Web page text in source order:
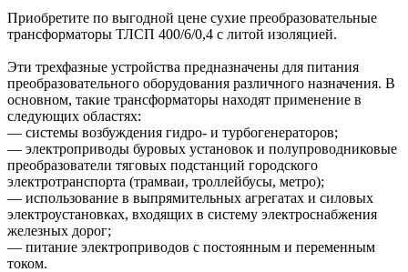
Приобретите по выгодной цене сухие преобразовательные
трансформаторы ТЛСП 400/6/0,4 с литой изоляцией.
Эти трехфазные устройства предназначены для питания
преобразовательного оборудования различного назначения. В
основном, такие трансформаторы находят применение в
следующих областях:
— системы возбуждения гидро- и турбогенераторов;
— электроприводы буровых установок и полупроводниковые
преобразователи тяговых подстанций городского
электротранспорта (трамваи, троллейбусы, метро);
— использование в выпрямительных агрегатах и силовых
электроустановках, входящих в систему электроснабжения
железных дорог;
— питание электроприводов с постоянным и переменным
током.